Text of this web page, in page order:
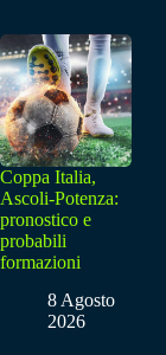
Coppa Italia,
Ascoli-Potenza:
pronostico e
probabili
formazioni
8 Agosto
2026